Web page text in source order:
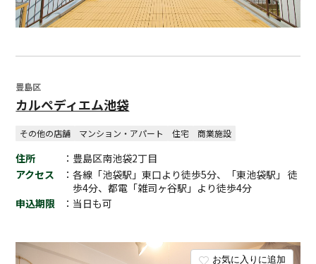
お気に入りに追加
豊島区
カルペディエム池袋
その他の店舗 マンション・アパート 住宅 商業施設
住所
：豊島区南池袋2丁目
アクセス
：各線「池袋駅」東口より徒歩5分、「東池袋駅」 徒
歩4分、都電「雑司ヶ谷駅」より徒歩4分
申込期限
：当日も可